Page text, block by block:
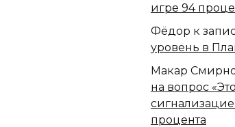
игре 94
Фёдор к
уровень в
Макар
на вопрос
процента